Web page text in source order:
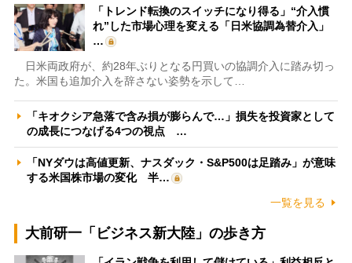
「トレンド転換のスイッチになり得る」“介入慣
れ”した市場心理を変える「日米協調為替介入」
…
日米両政府が、約28年ぶりとなる円買いの協調介入に踏み切っ
た。米国も追加介入を辞さない姿勢を示して…
「キオクシア急落で含み損が膨らんで…」損失を投資家として
の成長につなげる4つの視点 …
「NYダウは高値更新、ナスダック・S&P500は足踏み」が意味
する米国株市場の変化 半…
一覧を見る
大前研一「ビジネス新大陸」の歩き方